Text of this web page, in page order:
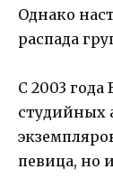
Однако
распада
С 2003
студийных
певица, но